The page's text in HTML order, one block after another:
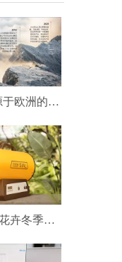
SIAL茜耳-源于欧洲的工业农牧空气处理专家
燃气暖风机|花卉冬季靠它供暖！